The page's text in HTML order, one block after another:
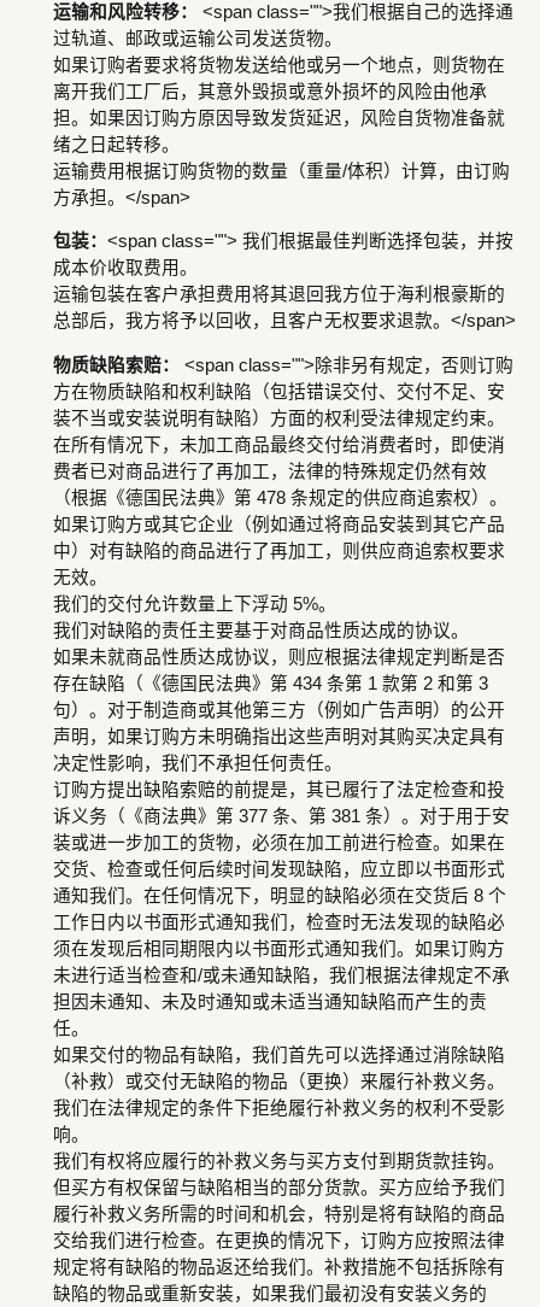
运输和风险转移：<span class="">我们根据自己的选择通
过轨道、邮政或运输公司发送货物。
如果订购者要求将货物发送给他或另一个地点，则货物在
离开我们工厂后，其意外毁损或意外损坏的风险由他承
担。如果因订购方原因导致发货延迟，风险自货物准备就
绪之日起转移。
运输费用根据订购货物的数量（重量/体积）计算，由订购
方承担。</span>
包装：<span class=""> 我们根据最佳判断选择包装，并按
成本价收取费用。
运输包装在客户承担费用将其退回我方位于海利根豪斯的
总部后，我方将予以回收，且客户无权要求退款。</span>
物质缺陷索赔：<span class="">除非另有规定，否则订购
方在物质缺陷和权利缺陷（包括错误交付、交付不足、安
装不当或安装说明有缺陷）方面的权利受法律规定约束。
在所有情况下，未加工商品最终交付给消费者时，即使消
费者已对商品进行了再加工，法律的特殊规定仍然有效
（根据《德国民法典》第 478 条规定的供应商追索权）。
如果订购方或其它企业（例如通过将商品安装到其它产品
中）对有缺陷的商品进行了再加工，则供应商追索权要求
无效。
我们的交付允许数量上下浮动 5%。
我们对缺陷的责任主要基于对商品性质达成的协议。
如果未就商品性质达成协议，则应根据法律规定判断是否
存在缺陷（《德国民法典》第 434 条第 1 款第 2 和第 3
句）。对于制造商或其他第三方（例如广告声明）的公开
声明，如果订购方未明确指出这些声明对其购买决定具有
决定性影响，我们不承担任何责任。
订购方提出缺陷索赔的前提是，其已履行了法定检查和投
诉义务（《商法典》第 377 条、第 381 条）。对于用于安
装或进一步加工的货物，必须在加工前进行检查。如果在
交货、检查或任何后续时间发现缺陷，应立即以书面形式
通知我们。在任何情况下，明显的缺陷必须在交货后 8 个
工作日内以书面形式通知我们，检查时无法发现的缺陷必
须在发现后相同期限内以书面形式通知我们。如果订购方
未进行适当检查和/或未通知缺陷，我们根据法律规定不承
担因未通知、未及时通知或未适当通知缺陷而产生的责
任。
如果交付的物品有缺陷，我们首先可以选择通过消除缺陷
（补救）或交付无缺陷的物品（更换）来履行补救义务。
我们在法律规定的条件下拒绝履行补救义务的权利不受影
响。
我们有权将应履行的补救义务与买方支付到期货款挂钩。
但买方有权保留与缺陷相当的部分货款。买方应给予我们
履行补救义务所需的时间和机会，特别是将有缺陷的商品
交给我们进行检查。在更换的情况下，订购方应按照法律
规定将有缺陷的物品返还给我们。补救措施不包括拆除有
缺陷的物品或重新安装，如果我们最初没有安装义务的